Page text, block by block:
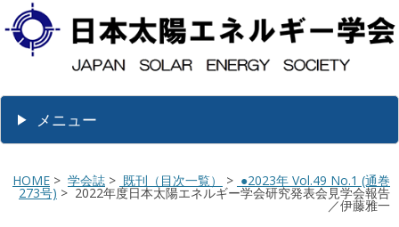
メニュー
HOME > 学会誌 > 既刊（目次一覧） > ●2023年 Vol.49 No.1 (通巻
273号) > 2022年度日本太陽エネルギー学会研究発表会見学会報告
／伊藤雅一